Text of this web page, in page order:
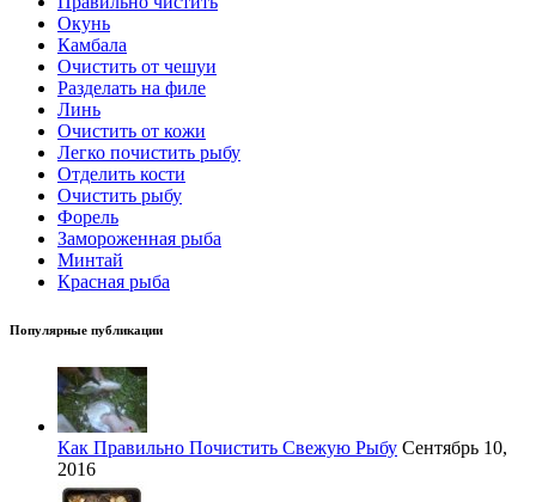
Окунь
Камбала
Очистить от чешуи
Разделать на филе
Линь
Очистить от кожи
Легко почистить рыбу
Отделить кости
Очистить рыбу
Форель
Замороженная рыба
Минтай
Красная рыба
Популярные публикации
Как Правильно Почистить Свежую Рыбу Сентябрь 10,
2016